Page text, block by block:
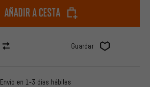
Añadir a cesta
Guardar
Envío en 1-3 días hábiles